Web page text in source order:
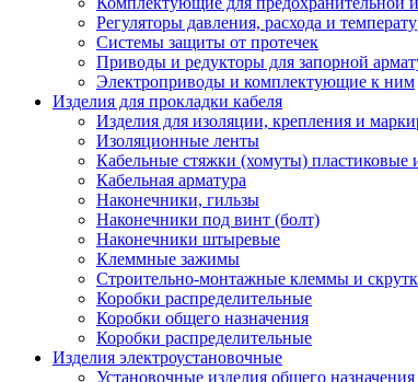
Регуляторы давления, расхода и
Системы защиты от протечек
Приводы и редукторы для запорной
Электроприводы и комплектующие к ним
Изделия для прокладки кабеля
Изделия для изоляции, крепления и
Изоляционные ленты
Кабельные стяжки (хомуты)
Кабельная арматура
Наконечники, гильзы
Наконечники под винт (болт)
Наконечники штыревые
Клеммные зажимы
Строительно-монтажные клеммы и
Коробки распределительные
Коробки общего назначения
Коробки распределительные
Изделия электроустановочные
Установочные изделия общего назначения